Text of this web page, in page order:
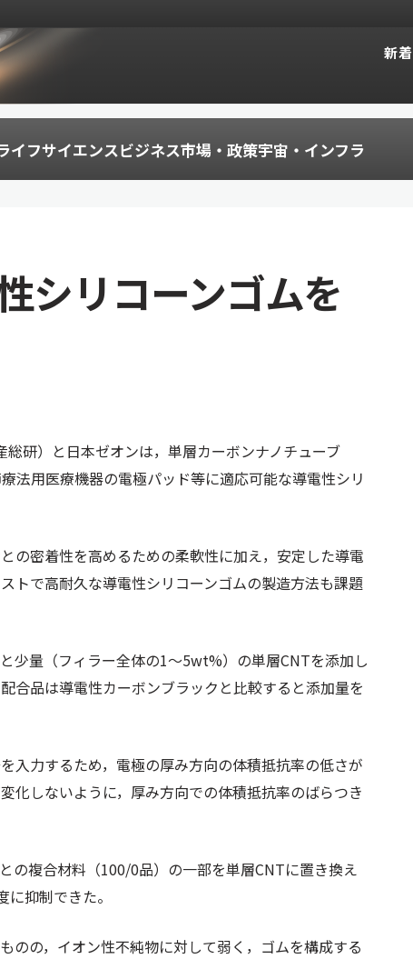
新着
イフサイエンスビジネス市場・政策宇宙・インフラ
シリコーンゴムを
総研）と日本ゼオンは，単層カーボンナノチューブ
法用医療機器の電極パッド等に適応可能な導電性シリ
の密着性を高めるための柔軟性に加え，安定した導電
トで高耐久な導電性シリコーンゴムの製造方法も課題
少量（フィラー全体の1～5wt%）の単層CNTを添加し
合品は導電性カーボンブラックと比較すると添加量を
入力するため，電極の厚み方向の体積抵抗率の低さが
化しないように，厚み方向での体積抵抗率のばらつき
の複合材料（100/0品）の一部を単層CNTに置き換え
抑制できた。
のの，イオン性不純物に対して弱く，ゴムを構成する